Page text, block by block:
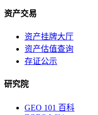
资产交易
资产挂牌大厅
资产估值查询
存证公示
研究院
GEO 101 百科